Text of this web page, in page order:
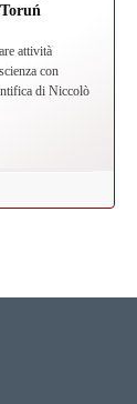
attività
con
di Niccolò